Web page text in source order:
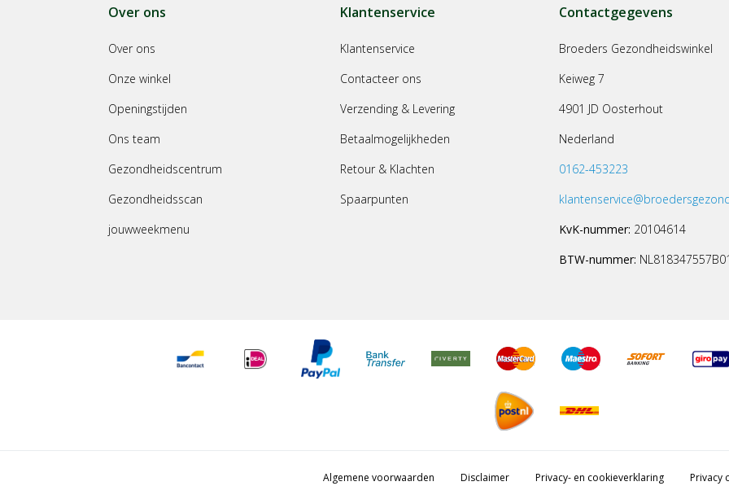
Over ons
Over ons
Onze winkel
Openingstijden
Ons team
Gezondheidscentrum
Gezondheidsscan
jouwweekmenu
Klantenservice
Klantenservice
Contacteer ons
Verzending & Levering
Betaalmogelijkheden
Retour & Klachten
Spaarpunten
Contactgegevens
Broeders Gezondheidswinkel
Keiweg 7
4901 JD Oosterhout
Nederland
0162-453223
KvK-nummer: 20104614
BTW-nummer:
Algemene voorwaarden Disclaimer Privacy- en cookieverklaring Privacy